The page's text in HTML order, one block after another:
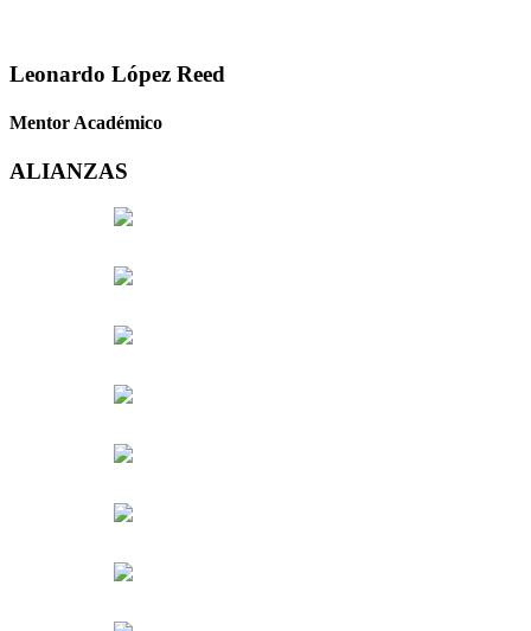
Leonardo López Reed
Mentor Académico
ALIANZAS